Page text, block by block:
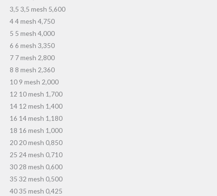
3,5 3,5 mesh 5,600
4 4 mesh 4,750
5 5 mesh 4,000
6 6 mesh 3,350
7 7 mesh 2,800
8 8 mesh 2,360
10 9 mesh 2,000
12 10 mesh 1,700
14 12 mesh 1,400
16 14 mesh 1,180
18 16 mesh 1,000
20 20 mesh 0,850
25 24 mesh 0,710
30 28 mesh 0,600
35 32 mesh 0,500
40 35 mesh 0,425